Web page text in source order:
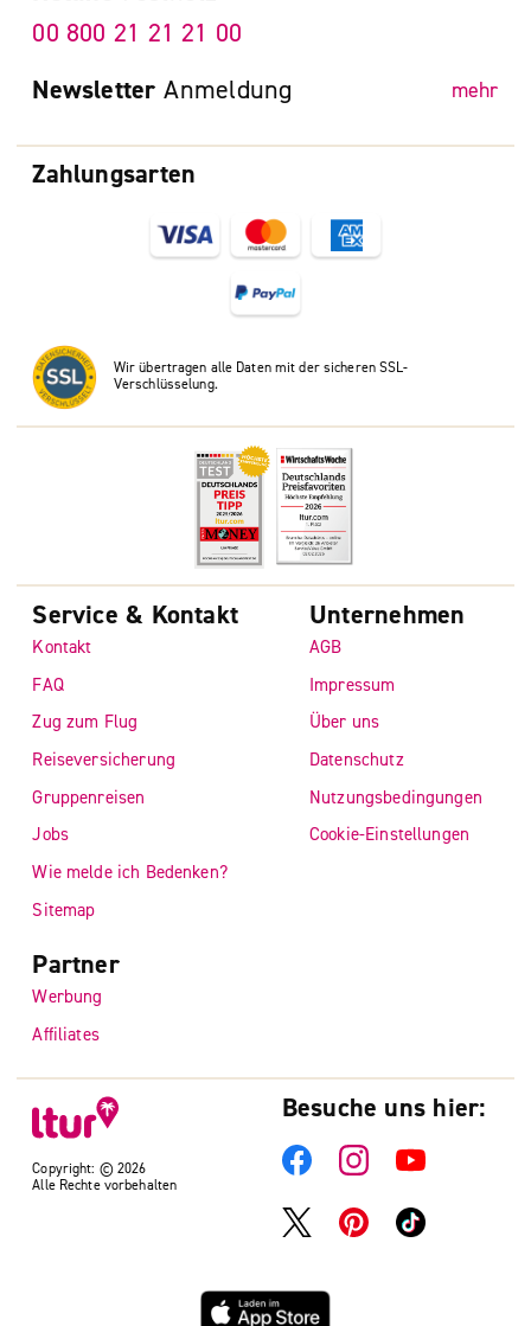
Zahlungsarten
Wir übertragen alle Daten mit der sicheren SSL-
Verschlüsselung.
00 800 21 21 21 00
Newsletter Anmeldung mehr
Copyright: © 2026
Alle Rechte vorbehalten
Service & Kontakt
Kontakt
FAQ
Zug zum Flug
Reiseversicherung
Gruppenreisen
Jobs
Wie melde ich Bedenken?
Sitemap
Unternehmen
AGB
Impressum
Über uns
Datenschutz
Nutzungsbedingungen
Cookie-Einstellungen
Partner
Werbung
Affiliates
Besuche uns hier: